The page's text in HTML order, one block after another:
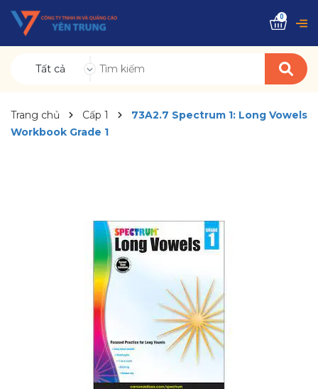
Tất cả
0
Trang chủ Cấp 1
73A2.7 Spectrum 1: Long Vowels
Workbook Grade 1